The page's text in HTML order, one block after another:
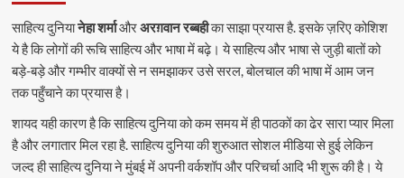
साहित्य दुनियानेहा शर्माऔरअरग़वान रब्बहीका साझा प्रयास है. इसके ज़रिए कोशिश
ये है कि लोगों की रूचि साहित्य और भाषा में बढ़े। ये साहित्य और भाषा से जुड़ी बातों को
बड़े-बड़े और गम्भीर वाक्यों से न समझाकर उसे सरल, बोलचाल की भाषा में आम जन
तक पहुँचाने का प्रयास है।
शायद यही कारण है कि साहित्य दुनिया को कम समय में ही पाठकों का ढेर सारा प्यार मिला
है और लगातार मिल रहा है. साहित्य दुनिया की शुरुआत सोशल मीडिया से हुई लेकिन
जल्द ही साहित्य दुनिया ने मुंबई में अपनी वर्कशॉप और परिचर्चा आदि भी शुरू की है। ये